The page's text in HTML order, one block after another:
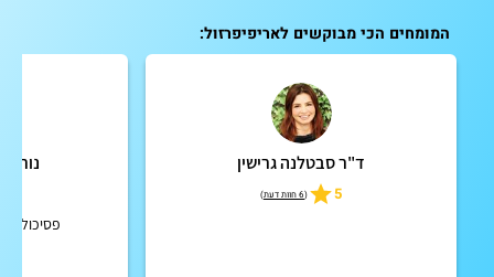
המומחים הכי מבוקשים לאריפיפרזול:
ד"ר סבטלנה גרישין
5
(6 חוות דעת )